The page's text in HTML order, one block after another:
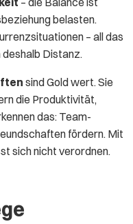
belasten.
– all das
Distanz.
sind Gold wert. Sie
die Produktivität,
das: Team-
fördern. Mit
sich nicht verordnen.